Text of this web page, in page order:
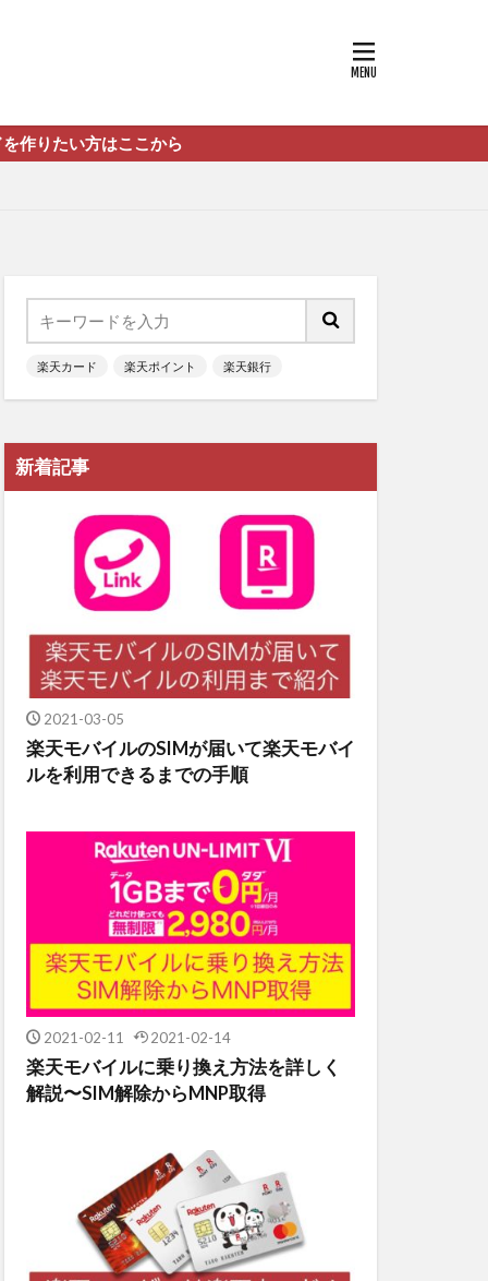
はここから
楽天カード 楽天ポイント 楽天銀行
新着記事
2021-03-05
楽天モバイルのSIMが届いて楽天モバイ
ルを利用できるまでの手順
2021-02-11 2021-02-14
楽天モバイルに乗り換え方法を詳しく
解説〜SIM解除からMNP取得